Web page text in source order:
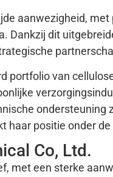
aanwezigheid,
Dankzij dit
portfolio van
haar positie onder
Co, Ltd.
met een sterke